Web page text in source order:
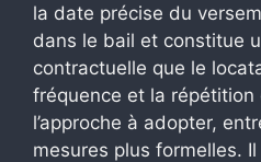
la date précise du
dans le bail et constitue
contractuelle que le
fréquence et la
l’approche à adopter,
mesures plus formelles.